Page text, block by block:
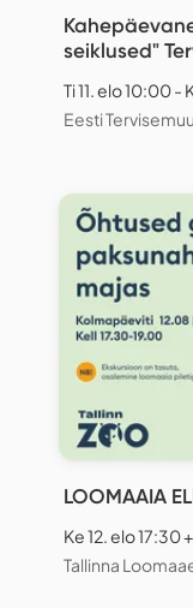
seiklused"
Ti 11. elo 10:00 -
Eesti
LOOMAAIA
Ke 12. elo 17:30
Tallinna